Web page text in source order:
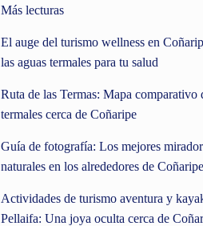
Más lecturas
El auge del turismo wellness en
las aguas termales para tu salud
Ruta de las Termas: Mapa comparativo
termales cerca de Coñaripe
Guía de fotografía: Los mejores
naturales en los alrededores de Coñaripe
Actividades de turismo aventura y
Pellaifa: Una joya oculta cerca de